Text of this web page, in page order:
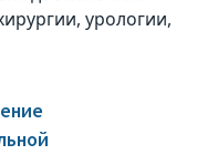
урологии,